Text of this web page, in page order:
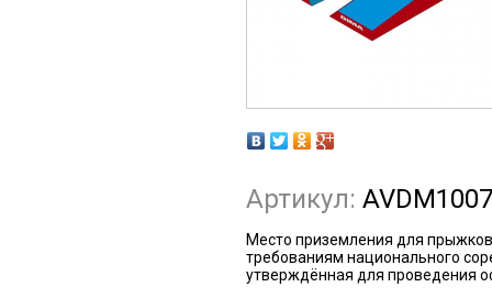
Артикул: AVDM1007
Место приземления для
требованиям национального
утверждённая для проведения